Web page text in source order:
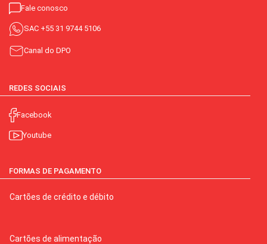
Fale conosco
SAC +55 31 9744 5106
Canal do DPO
REDES SOCIAIS
Facebook
Youtube
FORMAS DE PAGAMENTO
Cartões de crédito e débito
Cartões de alimentação